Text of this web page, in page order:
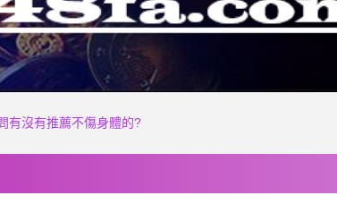
有沒有推薦不傷身體的?